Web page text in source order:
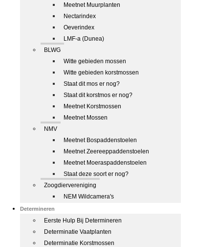
Meetnet Muurplanten
Nectarindex
Oeverindex
LMF-a (Dunea)
BLWG
Witte gebieden mossen
Witte gebieden korstmossen
Staat dit mos er nog?
Staat dit korstmos er nog?
Meetnet Korstmossen
Meetnet Mossen
NMV
Meetnet Bospaddenstoelen
Meetnet Zeereeppaddenstoelen
Meetnet Moeraspaddenstoelen
Staat deze soort er nog?
Zoogdiervereniging
NEM Wildcamera's
Determineren
Eerste Hulp Bij Determineren
Determinatie Vaatplanten
Determinatie Korstmossen